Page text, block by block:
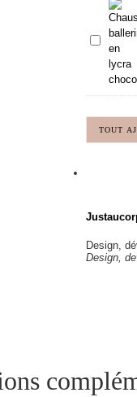
ballerines
lycra
choco
TOUT
Design,
Design,